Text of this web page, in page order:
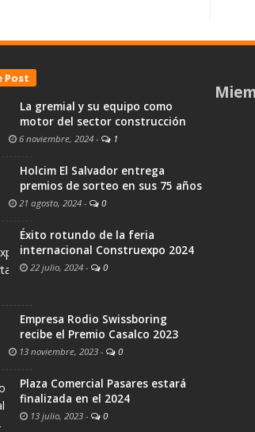
Post
La gremial y su equipo como
motor del sector construcción
6 noviembre, 2024 - 1
Holcim El Salvador entrega
premios de sorteo en sus 75 años
21 agosto, 2024 - 0
Éxito rotundo de la feria
internacional Construexpo 2024
22 julio, 2024 - 0
Empresa Rodio Swissboring
recibe el Premio Casalco 2023
13 noviembre, 2023 - 0
Plaza Comercial Pasares estará
finalizada en el 2024
13 julio, 2023 - 0